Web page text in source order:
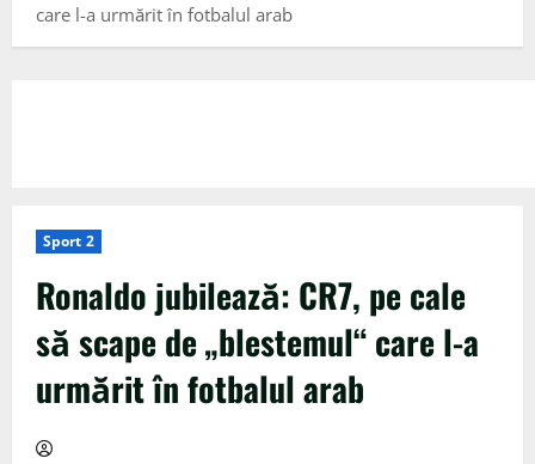
care l-a urmărit în fotbalul arab
Sport 2
Ronaldo jubilează: CR7, pe cale
să scape de „blestemul“ care l-a
urmărit în fotbalul arab